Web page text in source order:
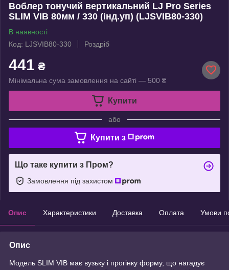
Воблер тонучий вертикальний LJ Pro Series
SLIM VIB 80мм / 330 (інд.уп) (LJSVIB80-330)
В наявності
Код: LJSVIB80-330
Роздріб
441 ₴
Мінімальна сума замовлення на сайті — 500 ₴
Купити
або
Купити з
Що таке купити з Пром?
Замовлення під захистом
Опис Характеристики Доставка Оплата Умови
Опис
Модель SLIM VIB має вузьку і прогінку форму, що нагадує